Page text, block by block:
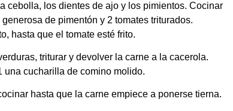
cebolla, los dientes de ajo y los pimientos. Cocinar
de pimentón y 2 tomates triturados.
hasta que el tomate esté frito.
triturar y devolver la carne a la cacerola.
una cucharilla de comino molido.
hasta que la carne empiece a ponerse tierna.